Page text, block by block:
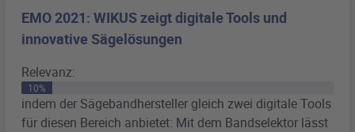
EMO 2021: WIKUS zeigt digitale Tools und
innovative Sägelösungen
Relevanz:
10%
indem der Sägebandhersteller gleich zwei digitale Tools
für diesen Bereich anbietet: Mit dem Bandselektor lässt